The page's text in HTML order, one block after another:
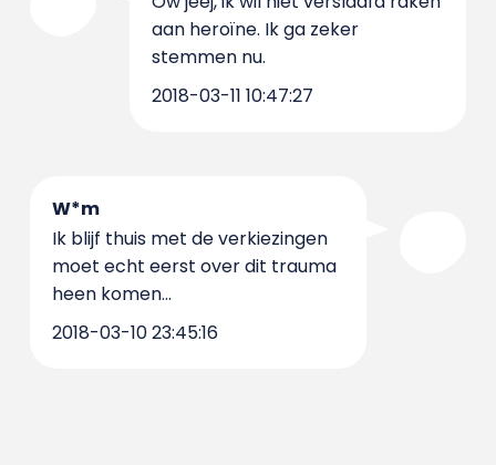
aan heroïne. Ik ga zeker
stemmen nu.
2018-03-11 10:47:27
W*m
Ik blijf thuis met de verkiezingen
moet echt eerst over dit trauma
heen komen...
2018-03-10 23:45:16